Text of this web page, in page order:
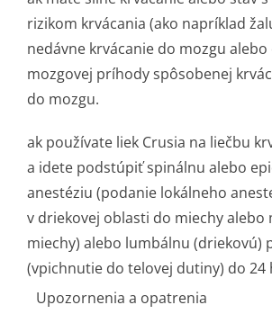
rizikom krvácania (ako napríklad
nedávne krvácanie do mozgu
mozgovej príhody spôsobenej
do mozgu.
ak používate liek Crusia na liečbu
a idete podstúpiť spinálnu alebo
anestéziu (podanie lokálneho
v driekovej oblasti do miechy alebo
miechy) alebo lumbálnu (driekovú)
(vpichnutie do telovej dutiny) do 24
Upozornenia a opatrenia